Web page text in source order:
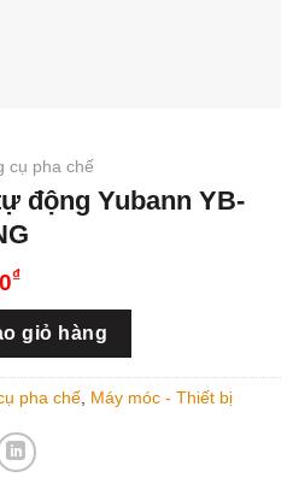
cụ pha chế
động Yubann YB-
₫Giá
hiện
tại
là:
7.680.000₫.
YB-88A - BH 18 THÁNG số
giỏ hàng
pha chế Máy móc - Thiết bị